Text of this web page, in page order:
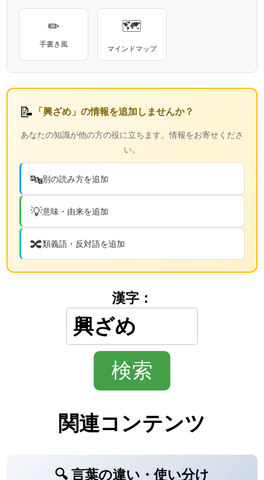
✏
手書き風
🗺
マインドマップ
📝 「興ざめ」の情報を追加しませんか？
あなたの知識が他の方の役に立ちます。情報をお寄せくださ
い。
🔤別の読み方を追加
💡意味・由来を追加
🔀類義語・反対語を追加
漢字：
関連コンテンツ
🔍 言葉の違い・使い分け